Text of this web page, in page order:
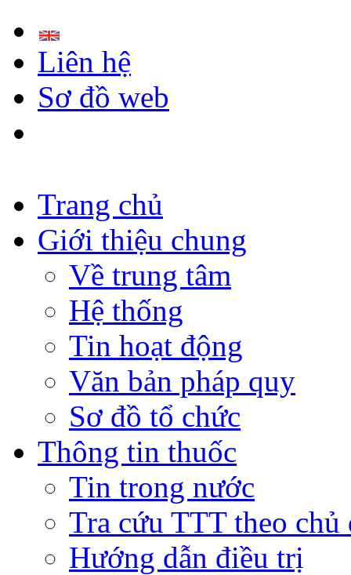
Liên hệ
Sơ đồ web
Trang chủ
Giới thiệu chung
Về trung tâm
Hệ thống
Tin hoạt động
Văn bản pháp quy
Sơ đồ tổ chức
Thông tin thuốc
Tin trong nước
Tra cứu TTT theo
Hướng dẫn điều trị